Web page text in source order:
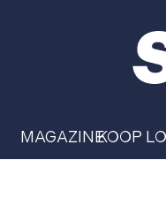
MAGAZINEKOOP